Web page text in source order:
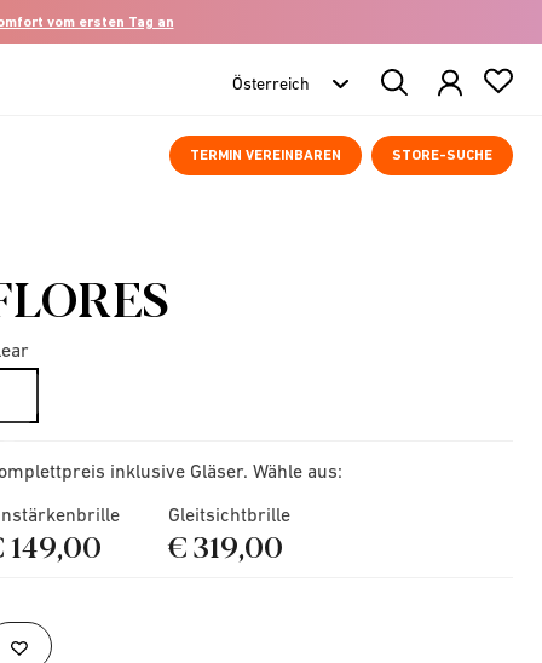
vom ersten Tag an
Search
Products
TERMIN VEREINBAREN STORE-SUCHE
selected
inklusive Gläser. Wähle aus:
149,00
Gleitsichtbrille
€ 319,00